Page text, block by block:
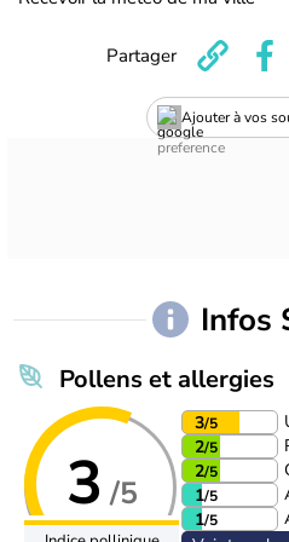
Ajouter à vos
Partager
Infos
Pollens et allergies
3 /5
3/5
2/5
2/5
1/5
1/5